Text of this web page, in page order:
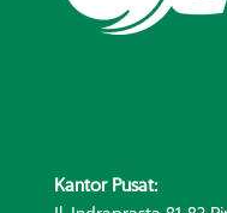
Kantor Pusat: